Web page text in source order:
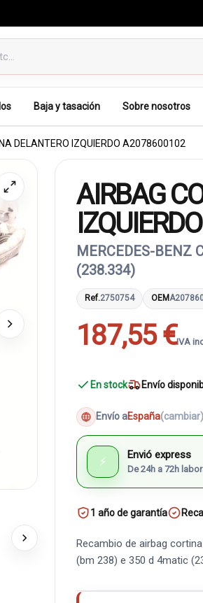
Baja y tasación Sobre nosotros
DELANTERO IZQUIERDO A2078600102
AIRBAG
MERCEDES-BENZ
(238.334)
Ref.2750754 OEM
187,55 €IVA
En stock Envío
Envío aEspaña(cambiar)
⚡ Envió express
De 24h a 72h
1 año de garantía
Recambio de airbag
(bm 238) e 350 d 4matic